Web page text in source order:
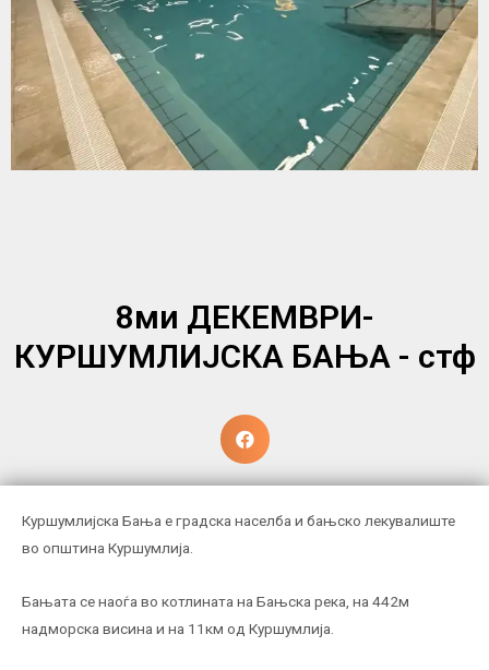
8ми ДЕКЕМВРИ-
КУРШУМЛИЈСКА БАЊА - стф
Куршумлијска Бања е градска населба и бањско лекувалиште
во општина Куршумлија.
Бањата се наоѓа во котлината на Бањска река, на 442м
надморска висина и на 11км од Куршумлија.